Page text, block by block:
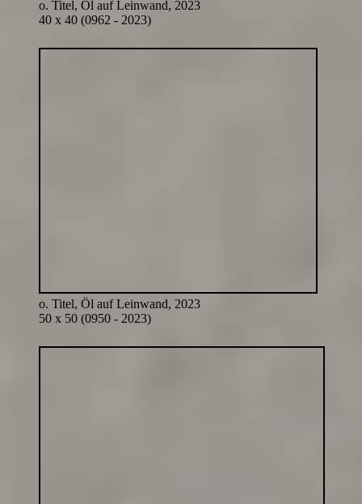
o. Titel, Öl auf Leinwand, 2023
40 x 40 (0962 - 2023)
o. Titel, Öl auf Leinwand, 2023
50 x 50 (0950 - 2023)